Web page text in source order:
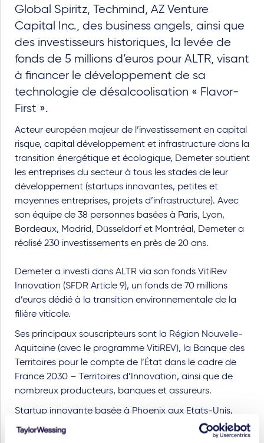
Global Spiritz, Techmind, AZ Venture
Capital Inc., des business angels, ainsi que
des investisseurs historiques, la levée de
fonds de 5 millions d’euros pour ALTR, visant
à financer le développement de sa
technologie de désalcoolisation « Flavor-
First ».
Acteur européen majeur de l’investissement en capital
risque, capital développement et infrastructure dans la
transition énergétique et écologique, Demeter soutient
les entreprises du secteur à tous les stades de leur
développement (startups innovantes, petites et
moyennes entreprises, projets d’infrastructure). Avec
son équipe de 38 personnes basées à Paris, Lyon,
Bordeaux, Madrid, Düsseldorf et Montréal, Demeter a
réalisé 230 investissements en près de 20 ans.
Demeter a investi dans ALTR via son fonds VitiRev
Innovation (SFDR Article 9), un fonds de 70 millions
d’euros dédié à la transition environnementale de la
filière viticole.
Ses principaux souscripteurs sont la Région Nouvelle-
Aquitaine (avec le programme VitiREV), la Banque des
Territoires pour le compte de l’État dans le cadre de
France 2030 – Territoires d’Innovation, ainsi que de
nombreux producteurs, banques et assureurs.
Startup innovante basée à Phoenix aux Etats-Unis,
ALTR est spécialisée dans la transformation de
l’industrie des boissons grâce à sa technologie de